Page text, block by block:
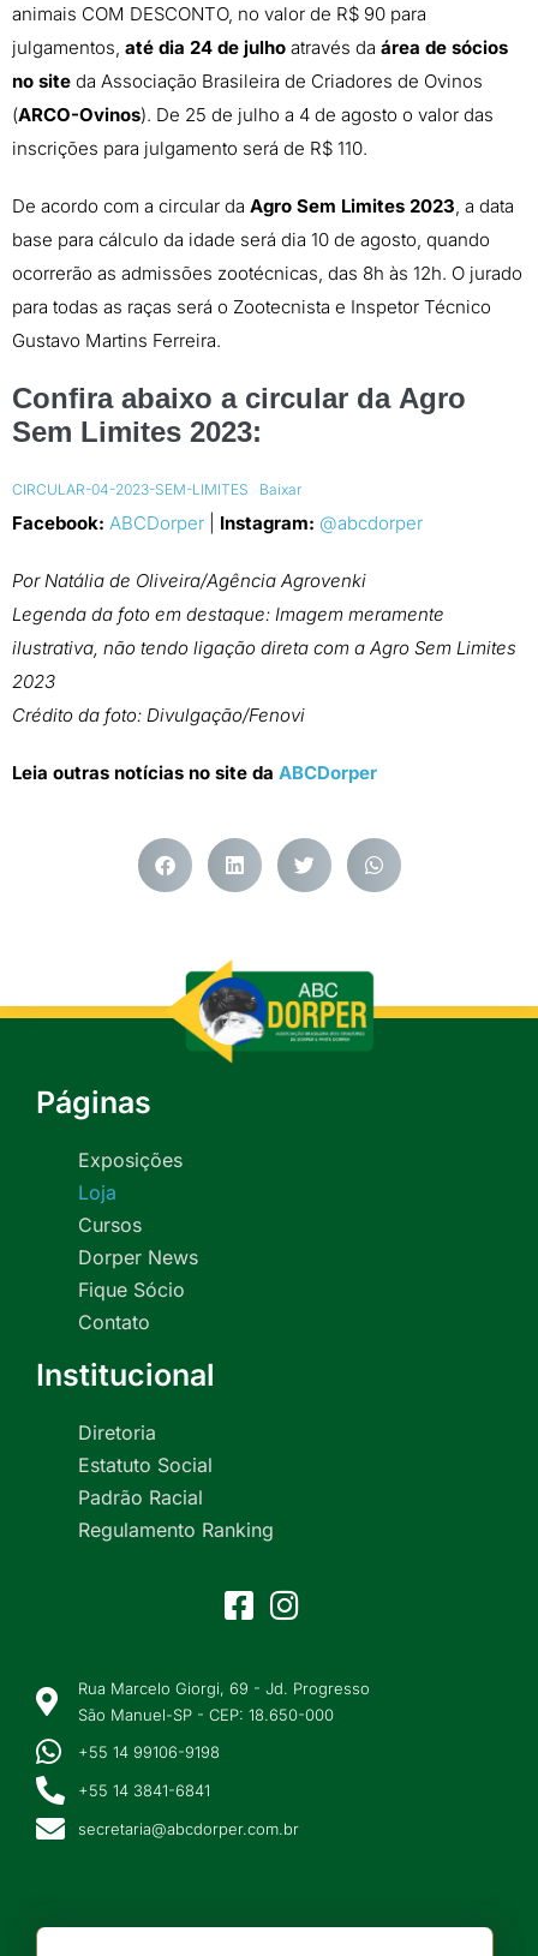
animais COM DESCONTO, no valor de R$ 90 para
julgamentos, até dia 24 de julho através da área de sócios
no site da Associação Brasileira de Criadores de Ovinos
(ARCO-Ovinos). De 25 de julho a 4 de agosto o valor das
inscrições para julgamento será de R$ 110.
De acordo com a circular da Agro Sem Limites 2023, a data
base para cálculo da idade será dia 10 de agosto, quando
ocorrerão as admissões zootécnicas, das 8h às 12h. O jurado
para todas as raças será o Zootecnista e Inspetor Técnico
Gustavo Martins Ferreira.
Confira abaixo a circular da Agro
Sem Limites 2023:
CIRCULAR-04-2023-SEM-LIMITES Baixar
Facebook: ABCDorper Instagram: @abcdorper
Por Natália de Oliveira/Agência Agrovenki
Legenda da foto em destaque: Imagem meramente
ilustrativa, não tendo ligação direta com a Agro Sem Limites
2023
Crédito da foto: Divulgação/Fenovi
Leia outras notícias no site da ABCDorper
Páginas
Exposições
Loja
Cursos
Dorper News
Fique Sócio
Contato
Institucional
Diretoria
Estatuto Social
Padrão Racial
Regulamento Ranking
Rua Marcelo Giorgi, 69 - Jd. Progresso
São Manuel-SP - CEP: 18.650-000
+55 14 99106-9198
+55 14 3841-6841
secretaria@abcdorper.com.br